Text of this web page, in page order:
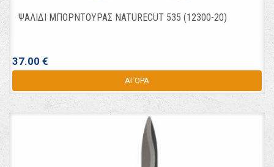
ΨΑΛΙΔΙ ΜΠΟΡΝΤΟΥΡΑΣ NATURECUT 535 (12300-20)
37.00 €
ΑΓΟΡΑ